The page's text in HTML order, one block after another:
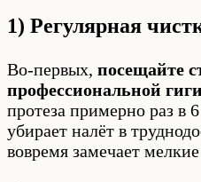
1) Регулярная
Во-первых, посещайте
профессиональной
протеза примерно раз в
убирает налёт в
вовремя замечает